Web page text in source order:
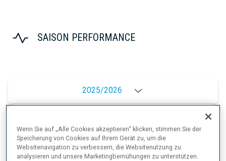
SAISON PERFORMANCE
2025/2026
PERFORMANCE
Wenn Sie auf „Alle Cookies akzeptieren“ klicken, stimmen Sie der
Speicherung von Cookies auf Ihrem Gerät zu, um die
Websitenavigation zu verbessern, die Websitenutzung zu
analysieren und unsere Marketingbemühungen zu unterstützen.